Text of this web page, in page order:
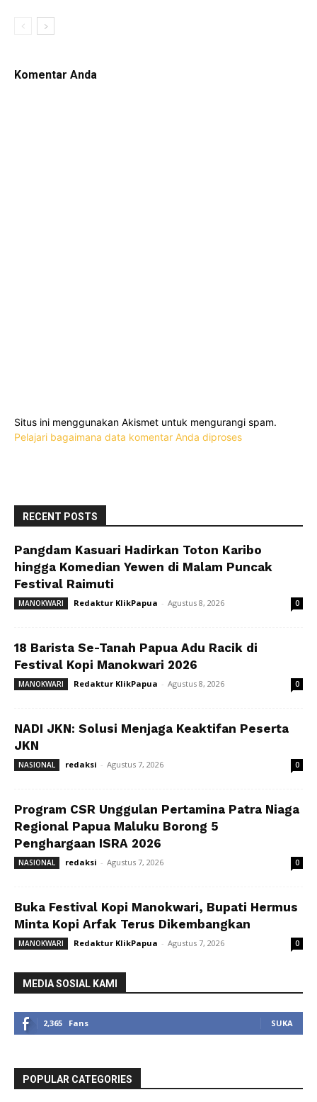
Komentar Anda
Situs ini menggunakan Akismet untuk mengurangi spam.
Pelajari bagaimana data komentar Anda diproses
RECENT POSTS
Pangdam Kasuari Hadirkan Toton Karibo
hingga Komedian Yewen di Malam Puncak
Festival Raimuti
MANOKWARI Redaktur KlikPapua - Agustus 8, 2026 0
18 Barista Se-Tanah Papua Adu Racik di
Festival Kopi Manokwari 2026
MANOKWARI Redaktur KlikPapua - Agustus 8, 2026 0
NADI JKN: Solusi Menjaga Keaktifan Peserta
JKN
NASIONAL redaksi - Agustus 7, 2026 0
Program CSR Unggulan Pertamina Patra Niaga
Regional Papua Maluku Borong 5
Penghargaan ISRA 2026
NASIONAL redaksi - Agustus 7, 2026 0
Buka Festival Kopi Manokwari, Bupati Hermus
Minta Kopi Arfak Terus Dikembangkan
MANOKWARI Redaktur KlikPapua - Agustus 7, 2026 0
MEDIA SOSIAL KAMI
2,365 Fans SUKA
POPULAR CATEGORIES